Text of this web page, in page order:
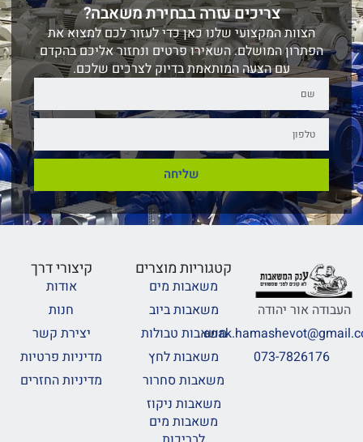
צריכים עזרה בבחירת משאבה?
הצוות המקצועי שלנו כאן כדי לעזור לכם למצוא את
הפתרון המושלם. השאירו פרטים ונחזור אליכם בהקדם
עם הצעה המותאמת בדיוק לצרכים שלכם.
שליחה
העבודה אור יהודה
073-7826176
קטגוריות מוצרים
משאבות מים
משאבות ביוב
משאבות טבולות
משאבות לחץ
משאבות סחרור
משאבות ניקוז
משאבות מים
קיצורי דרך
אודות
חנות
יצירת קשר
מדיניות פרטיות
מדיניות החזרים